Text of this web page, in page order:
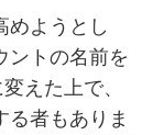
めようとし
ントの名前を
えた上で、
る者もありま